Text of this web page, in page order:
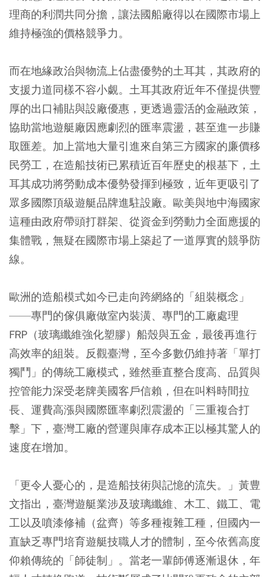
理商的利潤共同分擔，讓法國船廠得以在國際市場上
維持極強的價格競爭力。
而在地緣政治與物流上佔盡優勢的土耳其，其政府的
支援力道同樣不容小覷。土耳其政府近年不僅提供豐
厚的出口補貼與設廠優惠，更透過靈活的金融政策，
協助當地遊艇廠因應劇烈的匯率震盪，甚至進一步賺
取匯差。加上當地大量引進來自第三方國家的廉價移
民勞工，在造船技術已累積近百年歷史的根基下，土
耳其成功將勞動成本優勢發揮到極致，近年更吸引了
眾多國際頂級遊艇品牌進駐設廠。歐美與地中海國家
這種由政府帶頭打群架、從資金到勞動力全面應援的
集體戰，無疑在國際市場上築起了一道厚實的競爭防
線。
歐洲的造船模式如今已走向跨網絡的「組裝概念」
——專門的傢俱廠做室內裝潢、專門的工廠處理
FRP（玻璃纖維強化塑膠）船殼與五金，最後再進行
高效率的組裝。反觀臺灣，至今多數仍維持著「單打
獨鬥」的傳統工廠模式，雖然垂直整合度高、品質與
控管能力深受老牌美國客戶信賴，但在叫料時間拉
長、運費高漲與國際匯率劇烈震盪的「三重複合打
擊」下，臺灣工廠的營運與庫存成本正以極其驚人的
速度在增加。
「更令人憂心的，是造船技術與記憶的流失。」黃豊
文指出，臺灣遊艇業涉及玻璃纖維、木工、鐵工、電
工以及噴漆修補（盆齊）等多種複雜工種，但國內一
直缺乏專門培育遊艇技職人才的體制，至今依舊高度
仰賴傳統的「師徒制」。當老一輩師傅逐漸退休，年